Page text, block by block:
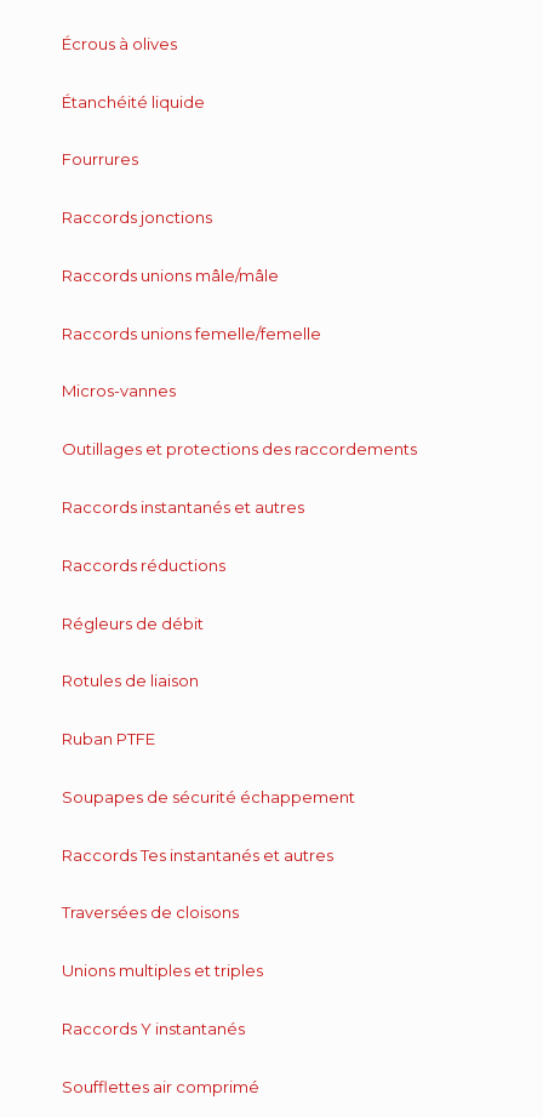
Écrous à olives
Étanchéité liquide
Fourrures
Raccords jonctions
Raccords unions mâle/mâle
Raccords unions femelle/femelle
Micros-vannes
Outillages et protections des raccordements
Raccords instantanés et autres
Raccords réductions
Régleurs de débit
Rotules de liaison
Ruban PTFE
Soupapes de sécurité échappement
Raccords Tes instantanés et autres
Traversées de cloisons
Unions multiples et triples
Raccords Y instantanés
Soufflettes air comprimé